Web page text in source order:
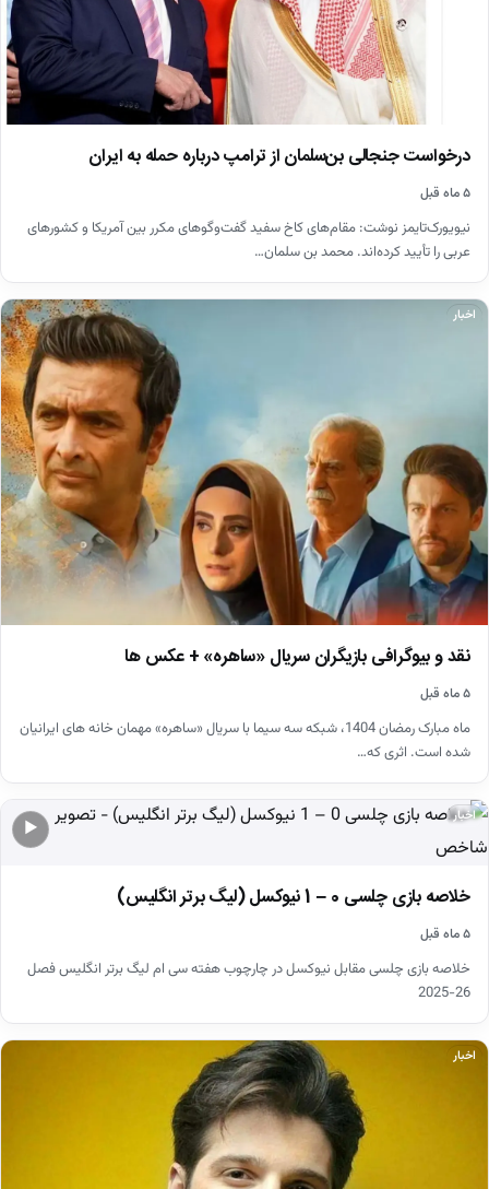
درخواست جنجالی بن‌سلمان از ترامپ درباره حمله به ایران
۵ ماه قبل
نیویورک‌تایمز نوشت: مقام‌های کاخ سفید گفت‌و‌گو‌های مکرر بین آمریکا و کشور‌های
عربی را تأیید کرده‌اند. محمد بن سلمان…
اخبار
نقد و بیوگرافی بازیگران سریال «ساهره» + عکس ها
۵ ماه قبل
ماه مبارک رمضان 1404، شبکه سه سیما با سریال «ساهره» مهمان خانه های ایرانیان
شده است. اثری که…
▶
اخبار
خلاصه بازی چلسی 0 – 1 نیوکسل (لیگ برتر انگلیس)
۵ ماه قبل
خلاصه بازی چلسی مقابل نیوکسل در چارچوب هفته سی ام لیگ برتر انگلیس فصل
26-2025
اخبار